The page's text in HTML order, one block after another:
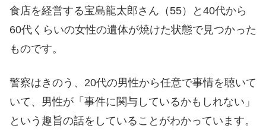
食店を経営する宝島龍太郎さん（55）と40代から
60代くらいの女性の遺体が焼けた状態で見つかった
ものです。
警察はきのう、20代の男性から任意で事情を聴いて
いて、男性が「事件に関与しているかもしれない」
という趣旨の話をしていることがわかっています。